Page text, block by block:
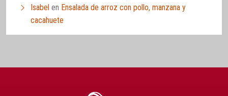
Isabel en Ensalada de arroz con pollo, manzana y
cacahuete